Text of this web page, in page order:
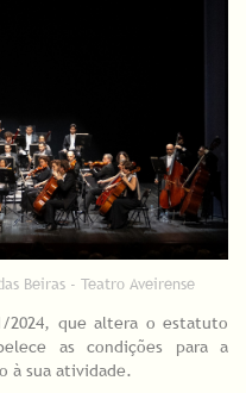
Beiras - Teatro Aveirense
2024, que altera o estatuto
as condições para a
à sua atividade.